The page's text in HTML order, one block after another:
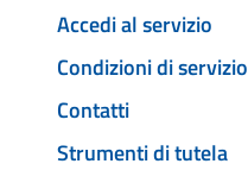
Accedi al servizio
Condizioni di servizio
Contatti
Strumenti di tutela